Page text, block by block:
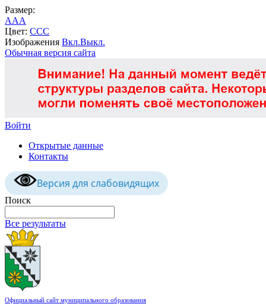
Размер:
AAA
Цвет: CCC
Изображения Вкл.Выкл.
Обычная версия сайта
Войти
Открытые данные
Контакты
Версия для слабовидящих
Поиск
Все результаты
Официальный сайт муниципального образования